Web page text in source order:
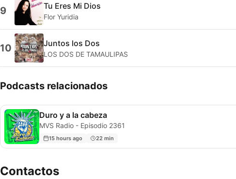
9 Tu Eres Mi Dios
Flor Yuridia
10 Juntos los Dos
LOS DOS DE TAMAULIPAS
Podcasts relacionados
Duro y a la cabeza
MVS Radio - Episodio 2361
15 hours ago 22 min
Contactos